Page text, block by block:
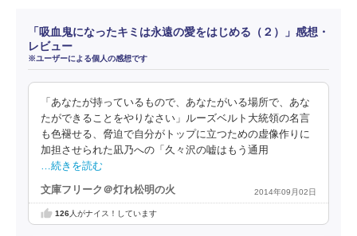
「吸血鬼になったキミは永遠の愛をはじめる（２）」感想・
レビュー
※ユーザーによる個人の感想です
「あなたが持っているもので、あなたがいる場所で、あな
たができることをやりなさい」ルーズベルト大統領の名言
も色褪せる、脅迫で自分がトップに立つための虚像作りに
加担させられた凪乃への「久々沢の嘘はもう通用
…続きを読む
文庫フリーク＠灯れ松明の火 2014年09月02日
126人がナイス！しています